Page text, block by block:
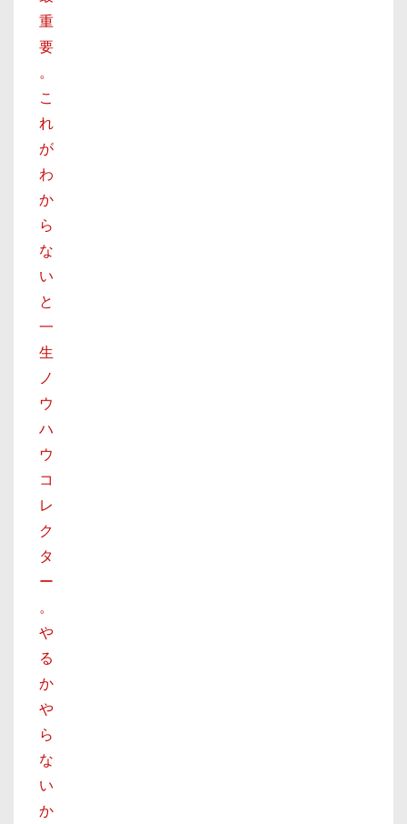
重
要
。
こ
れ
が
わ
か
ら
な
い
と
一
生
ノ
ウ
ハ
ウ
コ
レ
ク
タ
ー
。
や
る
か
や
ら
な
い
か